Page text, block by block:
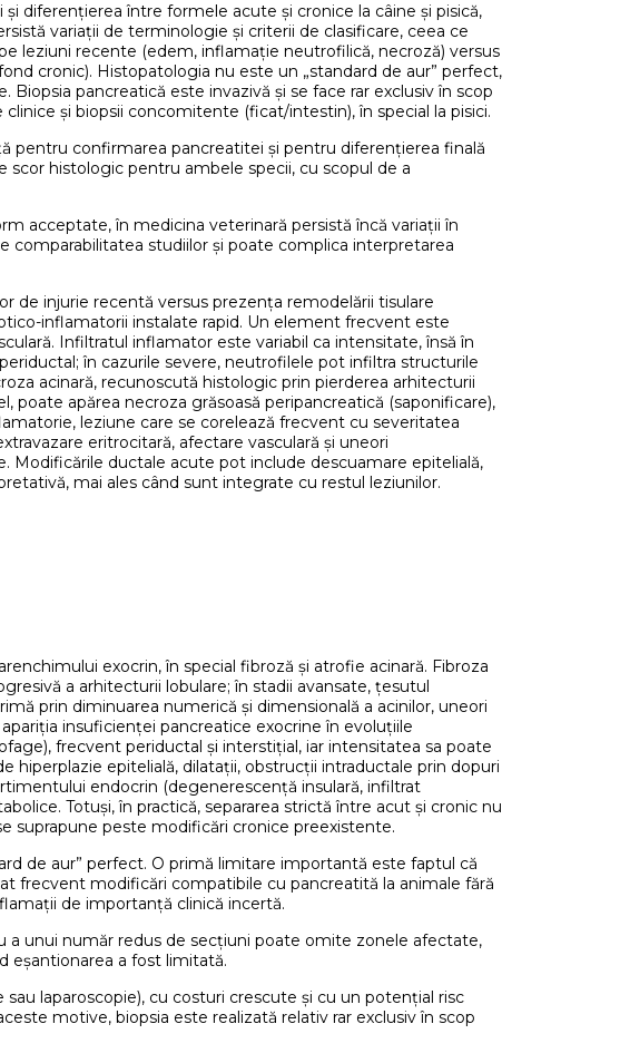
diferențierea între formele acute și cronice la câine și pisică,
variații de terminologie și criterii de clasificare, ceea ce
leziuni recente (edem, inflamație neutrofilică, necroză) versus
cronic). Histopatologia nu este un „standard de aur” perfect,
pancreatică este invazivă și se face rar exclusiv în scop
și biopsii concomitente (ficat/intestin), în special la pisici.
pentru confirmarea pancreatitei și pentru diferențierea finală
histologic pentru ambele specii, cu scopul de a
acceptate, în medicina veterinară persistă încă variații în
comparabilitatea studiilor și poate complica interpretarea
de injurie recentă versus prezența remodelării tisulare
inflamatorii instalate rapid. Un element frecvent este
Infiltratul inflamator este variabil ca intensitate, însă în
în cazurile severe, neutrofilele pot infiltra structurile
acinară, recunoscută histologic prin pierderea arhitecturii
poate apărea necroza grăsoasă peripancreatică (saponificare),
leziune care se corelează frecvent cu severitatea
eritrocitară, afectare vasculară și uneori
Modificările ductale acute pot include descuamare epitelială,
mai ales când sunt integrate cu restul leziunilor.
exocrin, în special fibroză și atrofie acinară. Fibroza
a arhitecturii lobulare; în stadii avansate, țesutul
prin diminuarea numerică și dimensională a acinilor, uneori
insuficienței pancreatice exocrine în evoluțiile
frecvent periductal și interstițial, iar intensitatea sa poate
hiperplazie epitelială, dilatații, obstrucții intraductale prin dopuri
endocrin (degenerescență insulară, infiltrat
Totuși, în practică, separarea strictă între acut și cronic nu
suprapune peste modificări cronice preexistente.
de aur” perfect. O primă limitare importantă este faptul că
frecvent modificări compatibile cu pancreatită la animale fără
de importanță clinică incertă.
a unui număr redus de secțiuni poate omite zonele afectate,
eșantionarea a fost limitată.
laparoscopie), cu costuri crescute și cu un potențial risc
motive, biopsia este realizată relativ rar exclusiv în scop